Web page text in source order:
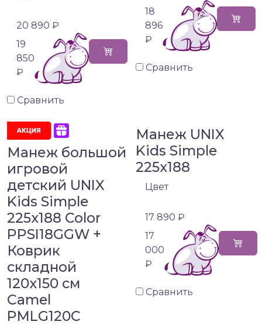
20 890 ₽
19
850
₽
Сравнить
18
896
₽
Сравнить
Манеж большой
игровой
детский UNIX
Kids Simple
225x188 Color
PPSI18GGW +
Коврик
складной
120x150 см
Camel
PMLG120C
Манеж UNIX
Kids Simple
225x188
Цвет
17 890 ₽
17
000
₽
Сравнить